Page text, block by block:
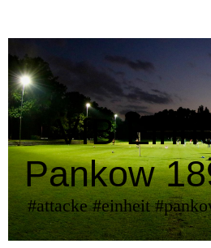
VfB
Pankow
#attacke #einheit